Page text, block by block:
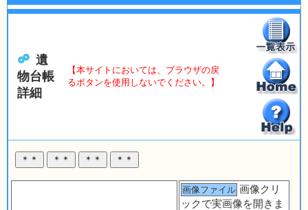
遺
物台帳
詳細
【本サイトにおいては、ブラウザの戻
るボタンを使用しないでください。】
画像ファイル 画像クリ
ックで実画像を開きま